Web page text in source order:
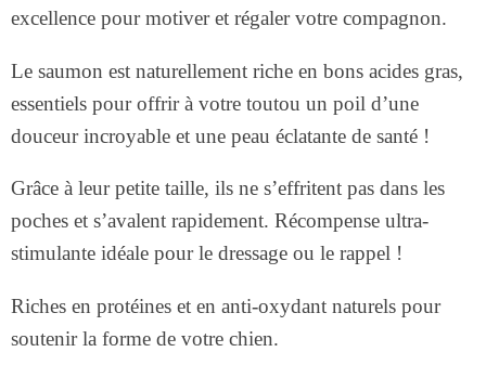
excellence pour motiver et régaler votre compagnon.
Le saumon est naturellement riche en bons acides gras,
essentiels pour offrir à votre toutou un poil d’une
douceur incroyable et une peau éclatante de santé !
Grâce à leur petite taille, ils ne s’effritent pas dans les
poches et s’avalent rapidement. Récompense ultra-
stimulante idéale pour le dressage ou le rappel !
Riches en protéines et en anti-oxydant naturels pour
soutenir la forme de votre chien.